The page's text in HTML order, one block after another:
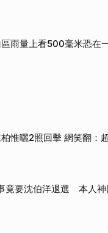
雨量上看500毫米恐在
惟曬2照回擊 網笑翻：
竟要沈伯洋退選 本人